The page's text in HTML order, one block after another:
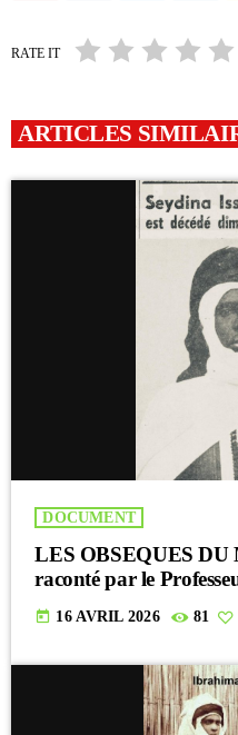
RATE IT
ARTICLES
DOCUMENT
LES OBSEQUES DU
raconté par le
today 16 AVRIL 2026 81